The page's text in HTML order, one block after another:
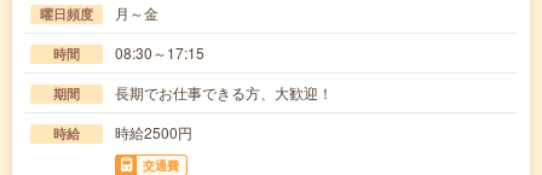
曜日頻度 月～金
時間 08:30～17:15
期間 長期でお仕事できる方、大歓迎！
時給 時給2500円
交通費